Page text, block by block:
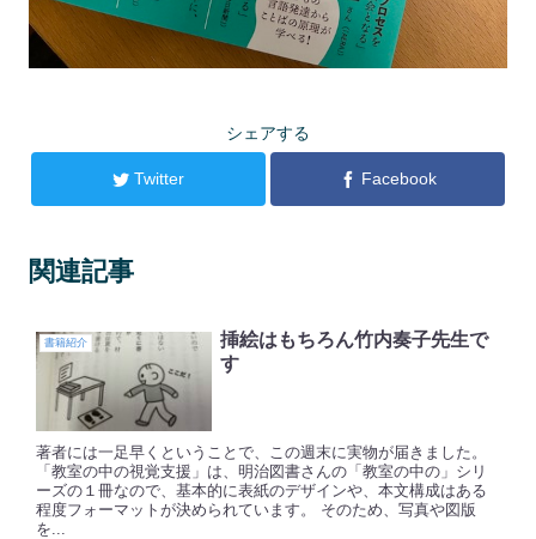
シェアする
Twitter Facebook
関連記事
書籍紹介
挿絵はもちろん竹内奏子先生で
す
著者には一足早くということで、この週末に実物が届きました。
「教室の中の視覚支援」は、明治図書さんの「教室の中の」シリ
ーズの１冊なので、基本的に表紙のデザインや、本文構成はある
程度フォーマットが決められています。 そのため、写真や図版
を...